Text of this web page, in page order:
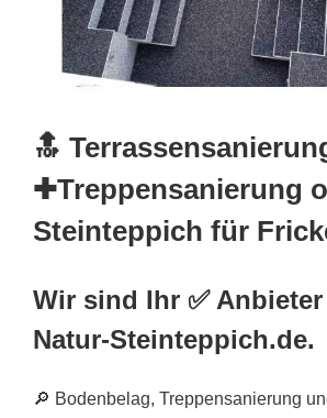
🔝
✚Treppensanierung
Steinteppich für
Wir sind Ihr ✅ Anbieter
Natur-Steinteppich.de.
🔎 Bodenbelag, Treppensanierung